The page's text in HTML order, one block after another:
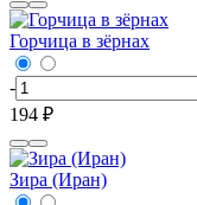
Горчица в зёрнах
-
194 ₽
Зира (Иран)